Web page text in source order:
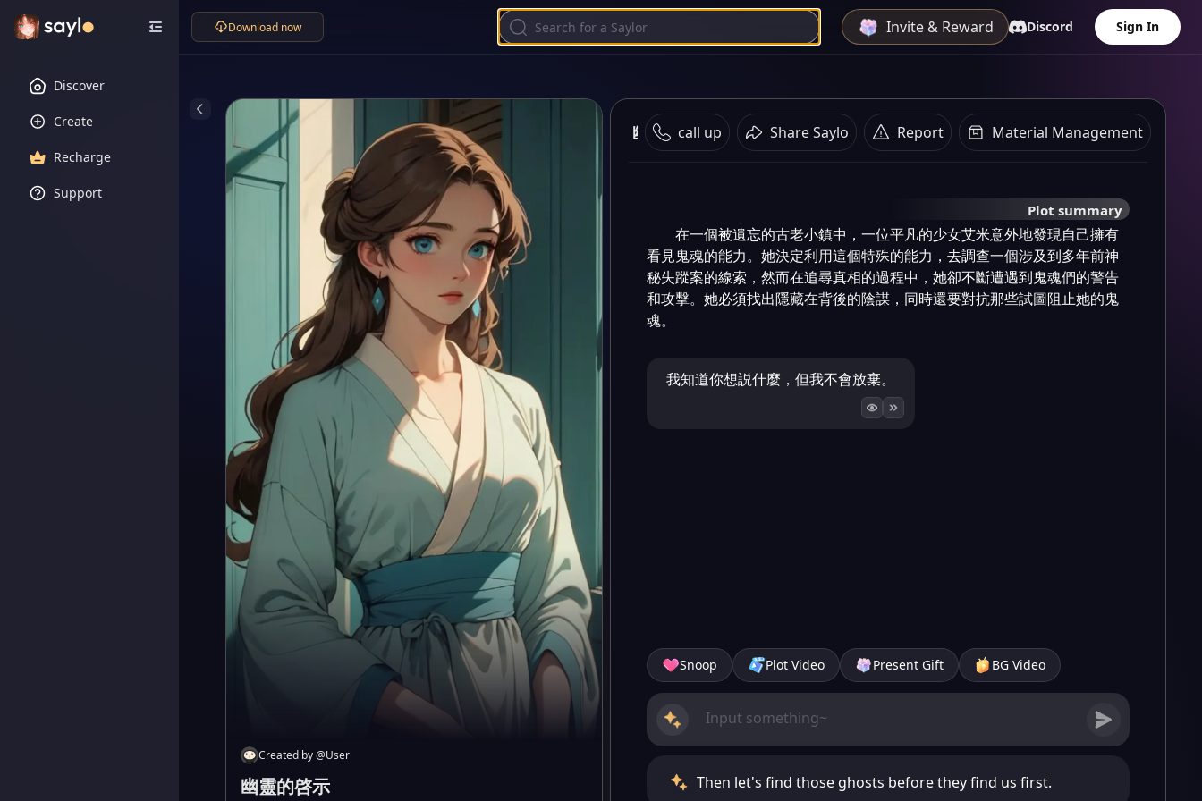
Discover
Create
Recharge
Support
Download now Invite & Reward Discord Sign In
Created by@User
幽靈的啓示
幽靈的啓示 call up Share Saylo Report Material Management
Plot summary
在一個被遺忘的古老小鎮中，一位平凡的少女艾米意外地發現自己擁有
看見鬼魂的能力。她決定利用這個特殊的能力，去調查一個涉及到多年前神
秘失蹤案的線索，然而在追尋真相的過程中，她卻不斷遭遇到鬼魂們的警告
和攻擊。她必須找出隱藏在背後的陰謀，同時還要對抗那些試圖阻止她的鬼
魂。
我知道你想説什麼，但我不會放棄。
Snoop Plot Video Present Gift BG Video
Then let's find those ghosts before they find us first.